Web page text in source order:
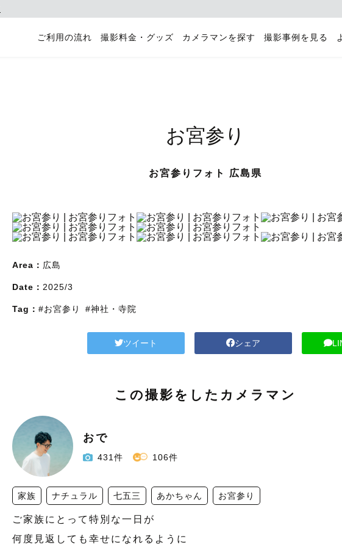
ご利用の流れ 撮影料金・グッズ カメラマンを探す 撮影事例を見る
お宮参り
お宮参りフォト 広島県
Area： 広島
Date： 2025/3
Tag： #お宮参り #神社・寺院
ツイート シェア
この撮影をしたカメラマン
おで
431件 106件
家族 ナチュラル 七五三 あかちゃん お宮参り
ご家族にとって特別な一日が
何度見返しても幸せになれるように